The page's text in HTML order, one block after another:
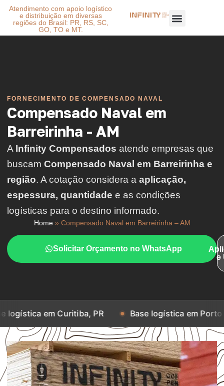
Atendimento com apoio logístico
e distribuição em diversas
regiões do Brasil: PR, RS, SC,
GO, TO e MT.
FORNECIMENTO DE COMPENSADO NAVAL
Compensado Naval em
Barreirinha - AM
A Infinity Compensados atende empresas que
buscam Compensado Naval em Barreirinha e
região. A cotação considera a aplicação,
espessura, quantidade e as condições
logísticas para o destino informado.
Home» Compensado Naval em Barreirinha – AM
Solicitar Orçamento no WhatsApp
e
Curitiba, PR Base logística em Porto Alegre, RS